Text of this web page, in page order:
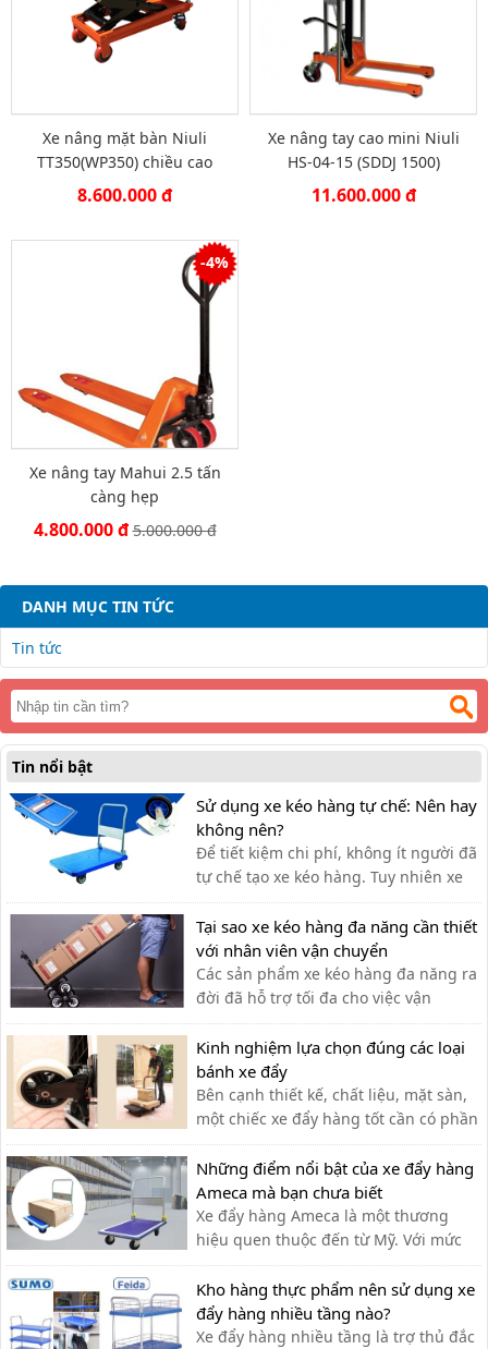
Xe nâng mặt bàn Niuli
TT350(WP350) chiều cao
càng nâng 1500mm
8.600.000 đ
Xe nâng tay cao mini Niuli
HS-04-15 (SDDJ 1500)
11.600.000 đ
-4%
Xe nâng tay Mahui 2.5 tấn
càng hẹp
4.800.000 đ5.000.000 đ
DANH MỤC TIN TỨC
Tin tức
Tin nổi bật
Sử dụng xe kéo hàng tự chế: Nên hay
không nên?
Để tiết kiệm chi phí, không ít người đã
tự chế tạo xe kéo hàng. Tuy nhiên xe
kéo hàng tự chế có ưu nhược điểm gì,
có nên dùng hay không?
Tại sao xe kéo hàng đa năng cần thiết
với nhân viên vận chuyển
Các sản phẩm xe kéo hàng đa năng ra
đời đã hỗ trợ tối đa cho việc vận
chuyển thủ công của nhân viên vận
chuyển, giúp tiết kiệm thời gian và sức
lực.
Kinh nghiệm lựa chọn đúng các loại
bánh xe đẩy
Bên cạnh thiết kế, chất liệu, mặt sàn,
một chiếc xe đẩy hàng tốt cần có phần
bánh xe thích hợp. Vậy làm thế nào để
chọn được các loại bánh xe phù hợp?
Những điểm nổi bật của xe đẩy hàng
Ameca mà bạn chưa biết
Xe đẩy hàng Ameca là một thương
hiệu quen thuộc đến từ Mỹ. Với mức
giá rẻ, phù hợp cho nhiều ngành
nghề, thương hiệu Ameca dần được
mọi người ưa chuộng sử dụng.
Kho hàng thực phẩm nên sử dụng xe
đẩy hàng nhiều tầng nào?
Xe đẩy hàng nhiều tầng là trợ thủ đắc